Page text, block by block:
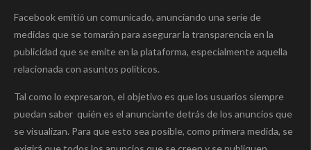
Facebook emitió un comunicado, anunciando una serie de
medidas que se tomarán para asegurar la transparencia en la
publicidad que se emite en la plataforma, especialmente aquella
relacionada con asuntos políticos.
Tal como lo expresaron, el objetivo es que los usuarios siempre
puedan saber quién es el anunciante detrás de los anuncios que
se visualizan. Para que esto sea posible, como primera medida, se